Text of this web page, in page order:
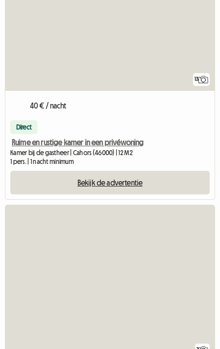
13
40 € / nacht
Direct
Ruime en rustige kamer in een privéwoning
Kamer bij de gastheer | Cahors (46000) | 12 M2
1 pers. | 1 nacht minimum
Bekijk de advertentie